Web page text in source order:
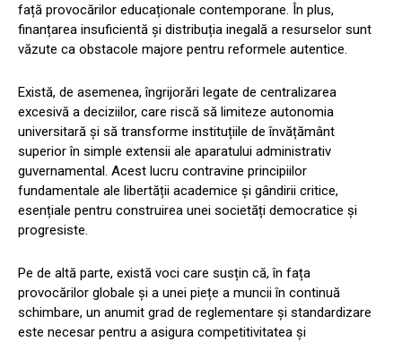
față provocărilor educaționale contemporane. În plus,
finanțarea insuficientă și distribuția inegală a resurselor sunt
văzute ca obstacole majore pentru reformele autentice.
Există, de asemenea, îngrijorări legate de centralizarea
excesivă a deciziilor, care riscă să limiteze autonomia
universitară și să transforme instituțiile de învățământ
superior în simple extensii ale aparatului administrativ
guvernamental. Acest lucru contravine principiilor
fundamentale ale libertății academice și gândirii critice,
esențiale pentru construirea unei societăți democratice și
progresiste.
Pe de altă parte, există voci care susțin că, în fața
provocărilor globale și a unei piețe a muncii în continuă
schimbare, un anumit grad de reglementare și standardizare
este necesar pentru a asigura competitivitatea și